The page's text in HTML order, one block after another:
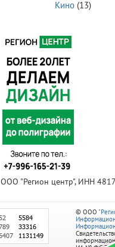
Кино(13)
ООО "Регион центр", ИНН
© ООО